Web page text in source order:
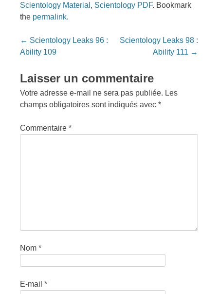
Scientology Material , Scientology PDF. Bookmark
the permalink.
Post
navigation
← Scientology Leaks 96 :
Ability 109
Scientology Leaks 98 :
Ability 111 →
Laisser un commentaire
Votre adresse e-mail ne sera pas publiée. Les
champs obligatoires sont indiqués avec*
Commentaire*
Nom*
E-mail*